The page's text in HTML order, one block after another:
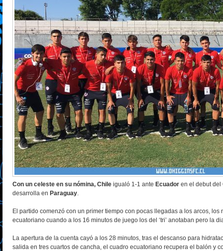
Con un celeste en su nómina, Chile igualó 1-1 ante Ecuador en el debut del
desarrolla en Paraguay.
El partido comenzó con un primer tiempo con pocas llegadas a los arcos,
ecuatoriano cuando a los 16 minutos de juego los del ‘tri’ anotaban pero la
La apertura de la cuenta cayó a los 28 minutos, tras el descanso para
salida en tres cuartos de cancha, el cuadro ecuatoriano recupera el balón y